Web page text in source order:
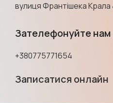
вулиця Франтішека Крала
Зателефонуйте нам
+380775771654
Записатися онлайн